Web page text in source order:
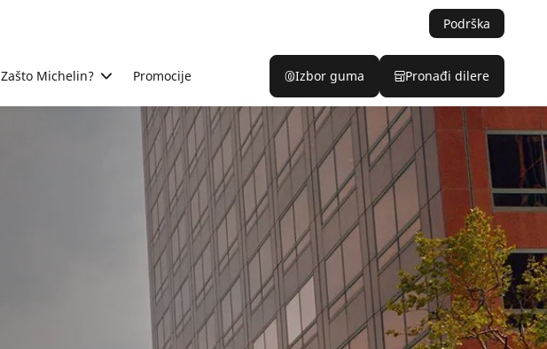
Podrška
Zašto Michelin? Promocije Izbor guma Pronađi dilere